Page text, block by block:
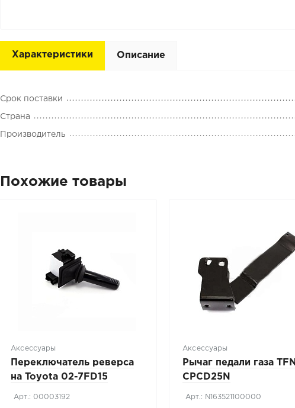
Характеристики Описание
Срок поставки
Страна
Производитель
Похожие товары
Аксессуары
Переключатель реверса
на Toyota 02-7FD15
Арт.: 00003192
Аксессуары
Рычаг педали газа TFN
CPCD25N
Арт.: N163521100000